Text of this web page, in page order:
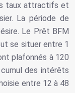
taux attractifs et
La période de
Le Prêt BFM
se situer entre 1
plafonnés à 120
des intérêts
entre 12 à 48